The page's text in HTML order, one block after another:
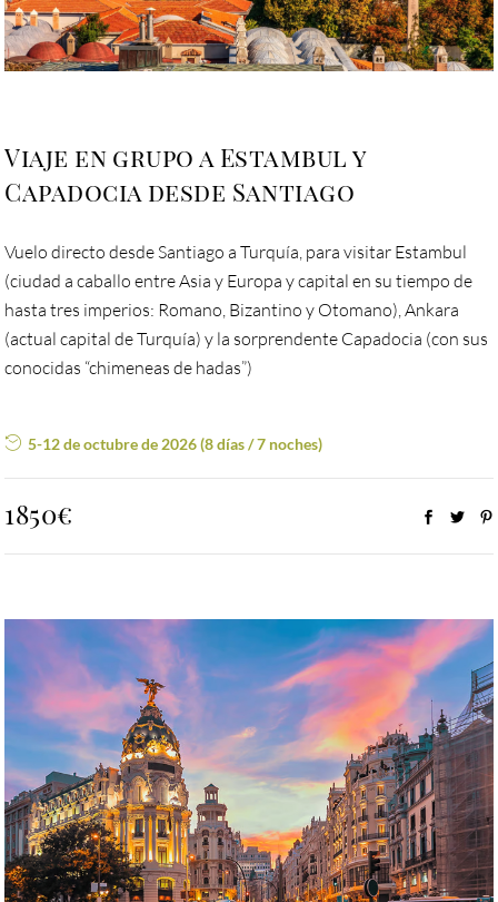
Viaje en grupo a Estambul y
Capadocia desde Santiago
Vuelo directo desde Santiago a Turquía, para visitar Estambul
(ciudad a caballo entre Asia y Europa y capital en su tiempo de
hasta tres imperios: Romano, Bizantino y Otomano), Ankara
(actual capital de Turquía) y la sorprendente Capadocia (con sus
conocidas “chimeneas de hadas”)
5-12 de octubre de 2026 (8 días / 7 noches)
1850€